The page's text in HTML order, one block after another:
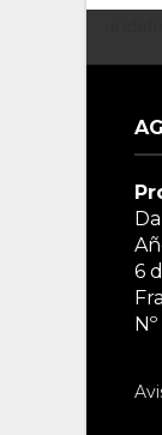
6